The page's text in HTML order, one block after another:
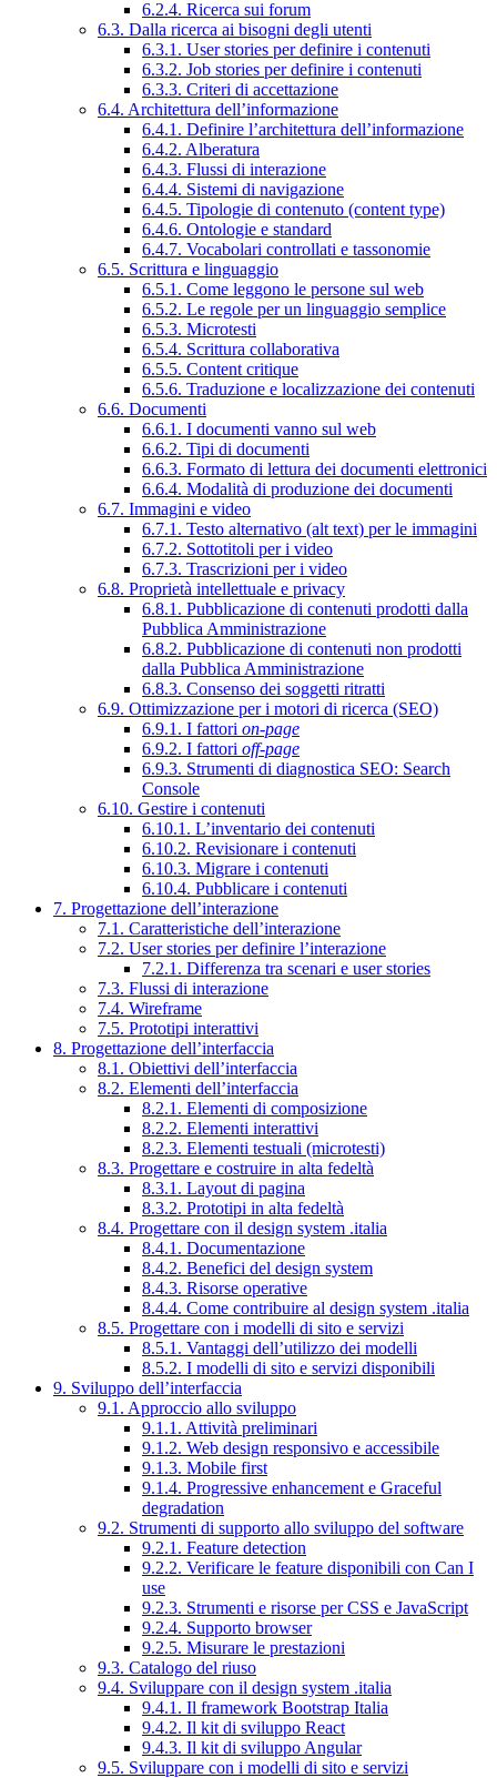
6.2.4. Ricerca sui forum
6.3. Dalla ricerca ai bisogni degli utenti
6.3.1. User stories per definire i contenuti
6.3.2. Job stories per definire i contenuti
6.3.3. Criteri di accettazione
6.4. Architettura dell’informazione
6.4.1. Definire l’architettura dell’informazione
6.4.2. Alberatura
6.4.3. Flussi di interazione
6.4.4. Sistemi di navigazione
6.4.5. Tipologie di contenuto (content type)
6.4.6. Ontologie e standard
6.4.7. Vocabolari controllati e tassonomie
6.5. Scrittura e linguaggio
6.5.1. Come leggono le persone sul web
6.5.2. Le regole per un linguaggio semplice
6.5.3. Microtesti
6.5.4. Scrittura collaborativa
6.5.5. Content critique
6.5.6. Traduzione e localizzazione dei contenuti
6.6. Documenti
6.6.1. I documenti vanno sul web
6.6.2. Tipi di documenti
6.6.3. Formato di lettura dei documenti elettronici
6.6.4. Modalità di produzione dei documenti
6.7. Immagini e video
6.7.1. Testo alternativo (alt text) per le immagini
6.7.2. Sottotitoli per i video
6.7.3. Trascrizioni per i video
6.8. Proprietà intellettuale e privacy
6.8.1. Pubblicazione di contenuti prodotti dalla
Pubblica Amministrazione
6.8.2. Pubblicazione di contenuti non prodotti
dalla Pubblica Amministrazione
6.8.3. Consenso dei soggetti ritratti
6.9. Ottimizzazione per i motori di ricerca (SEO)
6.9.1. I fattori on-page
6.9.2. I fattori off-page
6.9.3. Strumenti di diagnostica SEO: Search
Console
6.10. Gestire i contenuti
6.10.1. L’inventario dei contenuti
6.10.2. Revisionare i contenuti
6.10.3. Migrare i contenuti
6.10.4. Pubblicare i contenuti
7. Progettazione dell’interazione
7.1. Caratteristiche dell’interazione
7.2. User stories per definire l’interazione
7.2.1. Differenza tra scenari e user stories
7.3. Flussi di interazione
7.4. Wireframe
7.5. Prototipi interattivi
8. Progettazione dell’interfaccia
8.1. Obiettivi dell’interfaccia
8.2. Elementi dell’interfaccia
8.2.1. Elementi di composizione
8.2.2. Elementi interattivi
8.2.3. Elementi testuali (microtesti)
8.3. Progettare e costruire in alta fedeltà
8.3.1. Layout di pagina
8.3.2. Prototipi in alta fedeltà
8.4. Progettare con il design system .italia
8.4.1. Documentazione
8.4.2. Benefici del design system
8.4.3. Risorse operative
8.4.4. Come contribuire al design system .italia
8.5. Progettare con i modelli di sito e servizi
8.5.1. Vantaggi dell’utilizzo dei modelli
8.5.2. I modelli di sito e servizi disponibili
9. Sviluppo dell’interfaccia
9.1. Approccio allo sviluppo
9.1.1. Attività preliminari
9.1.2. Web design responsivo e accessibile
9.1.3. Mobile first
9.1.4. Progressive enhancement e Graceful
degradation
9.2. Strumenti di supporto allo sviluppo del software
9.2.1. Feature detection
9.2.2. Verificare le feature disponibili con Can I
use
9.2.3. Strumenti e risorse per CSS e JavaScript
9.2.4. Supporto browser
9.2.5. Misurare le prestazioni
9.3. Catalogo del riuso
9.4. Sviluppare con il design system .italia
9.4.1. Il framework Bootstrap Italia
9.4.2. Il kit di sviluppo React
9.4.3. Il kit di sviluppo Angular
9.5. Sviluppare con i modelli di sito e servizi